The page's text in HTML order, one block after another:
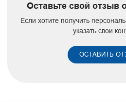
Оставьте свой отзыв
Если хотите получить
указать свои
ОСТАВИТЬ